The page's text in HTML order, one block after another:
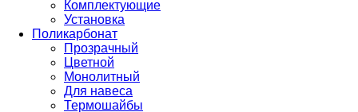
Комплектующие
Установка
Поликарбонат
Прозрачный
Цветной
Монолитный
Для навеса
Термошайбы